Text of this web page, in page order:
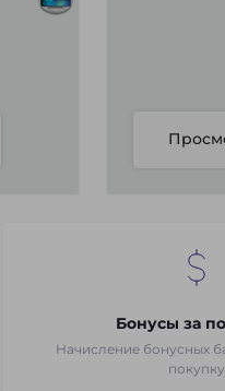
Бонусы за
Начисление бонусных
покупку